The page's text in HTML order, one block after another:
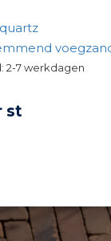
2-7 werkdagen
st